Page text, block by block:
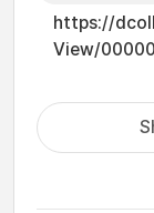
https://
View/